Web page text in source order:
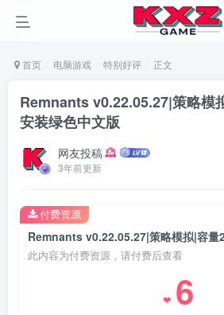
首页 电脑游戏 特别好评 正文
Remnants v0.22.05.27|策略模
安装绿色中文版
网友投稿
3年前更新
此内容为付费资源，请付费后查看
❤ 6
付费资源